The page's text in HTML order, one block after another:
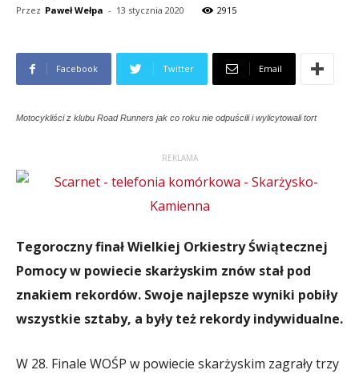
Przez Paweł Wełpa - 13 stycznia 2020 2915
Facebook Twitter Email
Motocykliści z klubu Road Runners jak co roku nie odpuścili i wylicytowali tort
REKLAMA
Tegoroczny finał Wielkiej Orkiestry Świątecznej
Pomocy w powiecie skarżyskim znów stał pod
znakiem rekordów. Swoje najlepsze wyniki pobiły
wszystkie sztaby, a były też rekordy indywidualne.
W 28. Finale WOŚP w powiecie skarżyskim zagrały trzy